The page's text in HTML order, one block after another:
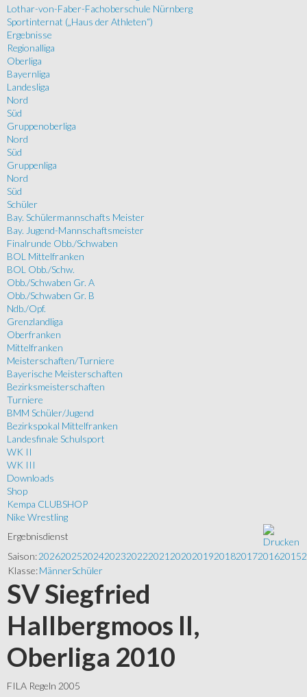
Lothar-von-Faber-Fachoberschule Nürnberg
Sportinternat („Haus der Athleten“)
Ergebnisse
Regionalliga
Oberliga
Bayernliga
Landesliga
Nord
Süd
Gruppenoberliga
Nord
Süd
Gruppenliga
Nord
Süd
Schüler
Bay. Schülermannschafts Meister
Bay. Jugend-Mannschaftsmeister
Finalrunde Obb./Schwaben
BOL Mittelfranken
BOL Obb./Schw.
Obb./Schwaben Gr. A
Obb./Schwaben Gr. B
Ndb./Opf.
Grenzlandliga
Oberfranken
Mittelfranken
Meisterschaften/Turniere
Bayerische Meisterschaften
Bezirksmeisterschaften
Turniere
BMM Schüler/Jugend
Bezirkspokal Mittelfranken
Landesfinale Schulsport
WK II
WK III
Downloads
Shop
Kempa CLUBSHOP
Nike Wrestling
Ergebnisdienst
Saison:202620252024202320222021 202020192018201720162015
Klasse:MännerSchüler
SV Siegfried
Hallbergmoos II,
Oberliga 2010
FILA Regeln 2005